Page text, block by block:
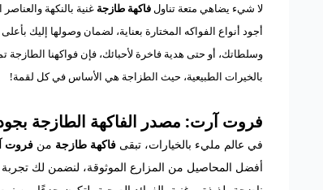
لا شيء يضاهي متعة تناول فاكهة طازجة غنية بالنكهة
أجود أنواع الفواكه المختارة بعناية، لضمان وصولها إليك
وسلطاتك، أو حتى هدية فاخرة لأحبائك، فإن فواكهنا الطازجة
بالخيرات الطبيعية، حيث الطزاجة هي الأساس في كل لقمة!
فروت آرت: مصدر الفاكهة الطازجة
في عالم مليء بالخيارات، تبقى فاكهة طازجة من فروت
أفضل المحاصيل من المزارع الموثوقة، لنضمن لك